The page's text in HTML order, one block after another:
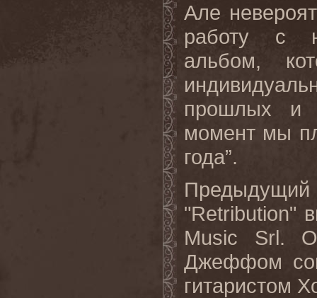
Але
работу с
альбом,
прошлых и
момент мы
года”.
"Retribution"
Music Srl.
Джеффом
гитаристом